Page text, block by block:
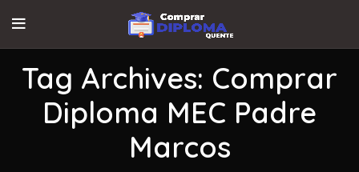
Tag Archives: Comprar
Diploma MEC Padre
Marcos